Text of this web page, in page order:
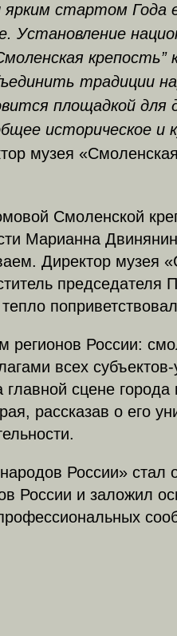
стартом Года
Установление
крепость”
традиции
площадкой для
историческое и
музея
Смоленской
Марианна
Директор музея
председателя
России:
всех субъектов-
сцене города
рассказав о его
России» стал
России и заложил